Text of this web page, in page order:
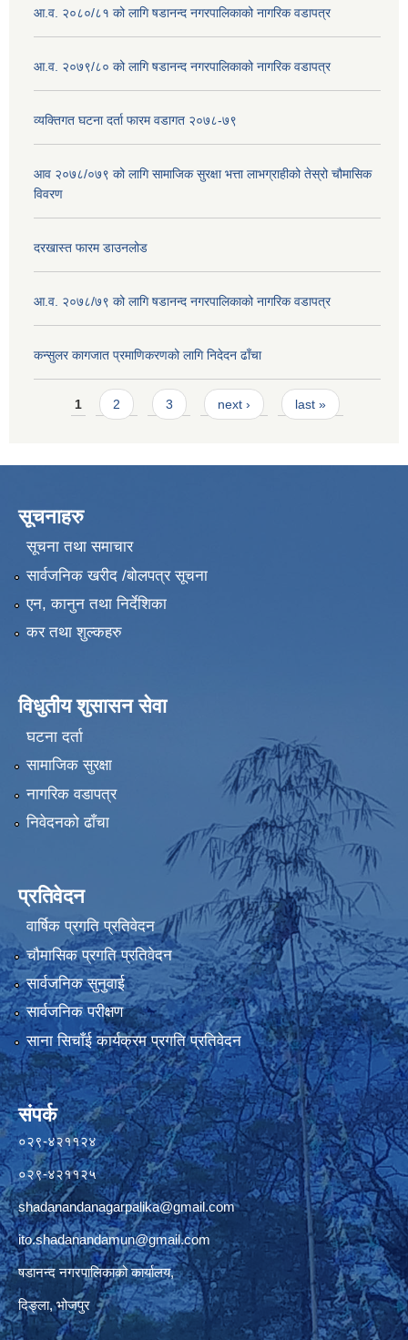
आ.व. २०८०/८१ को लागि षडानन्द नगरपालिकाको नागरिक वडापत्र
आ.व. २०७९/८० को लागि षडानन्द नगरपालिकाको नागरिक वडापत्र
व्यक्तिगत घटना दर्ता फारम वडागत २०७८-७९
आव २०७८/०७९ को लागि सामाजिक सुरक्षा भत्ता लाभग्राहीको तेस्रो चौमासिक
विवरण
दरखास्त फारम डाउनलोड
आ.व. २०७८/७९ को लागि षडानन्द नगरपालिकाको नागरिक वडापत्र
कन्सुलर कागजात प्रमाणिकरणको लागि निदेदन ढाँचा
Pages
1 2 3 next › last »
सूचनाहरु
सूचना तथा समाचार
सार्वजनिक खरीद /बोलपत्र सूचना
एन, कानुन तथा निर्देशिका
कर तथा शुल्कहरु
विधुतीय शुसासन सेवा
घटना दर्ता
सामाजिक सुरक्षा
नागरिक वडापत्र
निवेदनको ढाँचा
प्रतिवेदन
वार्षिक प्रगति प्रतिवेदन
चौमासिक प्रगति प्रतिवेदन
सार्वजनिक सुनुवाई
सार्वजनिक परीक्षण
साना सिचाँई कार्यक्रम प्रगति प्रतिवेदन
संपर्क
०२९-४२११२४
०२९-४२११२५
shadanandanagarpalika@gmail.com
ito.shadanandamun@gmail.com
षडानन्द नगरपालिकाको कार्यालय,
दिङ्ला, भोजपुर